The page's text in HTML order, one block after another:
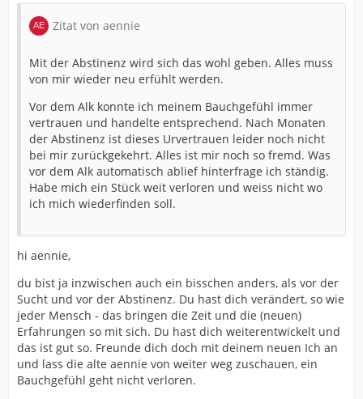
Zitat von aennie
Mit der Abstinenz wird sich das wohl geben. Alles muss
von mir wieder neu erfühlt werden.
Vor dem Alk konnte ich meinem Bauchgefühl immer
vertrauen und handelte entsprechend. Nach Monaten
der Abstinenz ist dieses Urvertrauen leider noch nicht
bei mir zurückgekehrt. Alles ist mir noch so fremd. Was
vor dem Alk automatisch ablief hinterfrage ich ständig.
Habe mich ein Stück weit verloren und weiss nicht wo
ich mich wiederfinden soll.
hi aennie,
du bist ja inzwischen auch ein bisschen anders, als vor der
Sucht und vor der Abstinenz. Du hast dich verändert, so wie
jeder Mensch - das bringen die Zeit und die (neuen)
Erfahrungen so mit sich. Du hast dich weiterentwickelt und
das ist gut so. Freunde dich doch mit deinem neuen Ich an
und lass die alte aennie von weiter weg zuschauen, ein
Bauchgefühl geht nicht verloren.